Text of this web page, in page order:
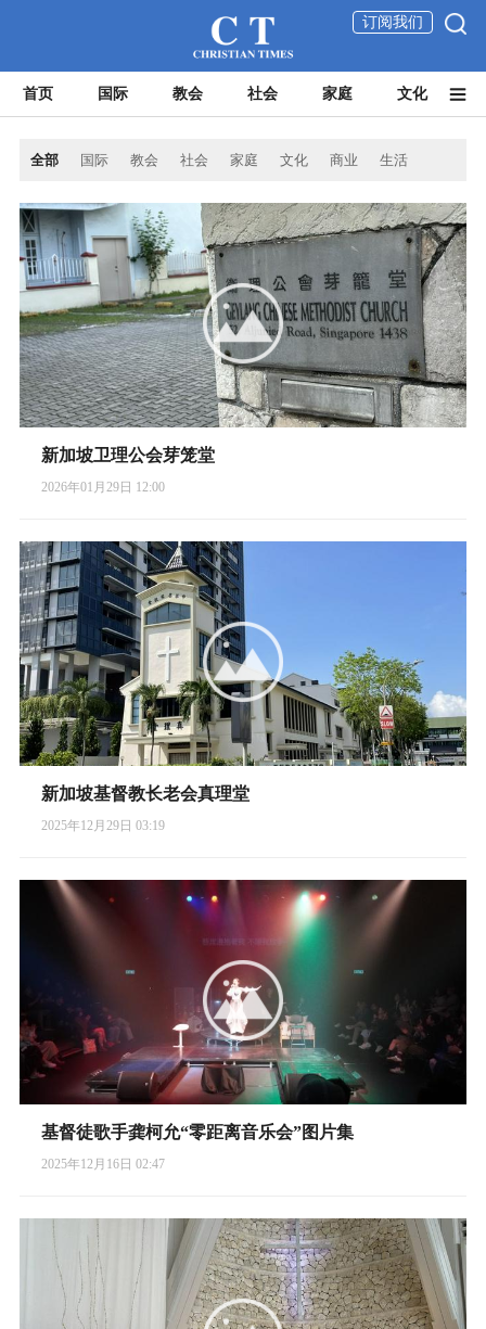
订阅我们
首页 国际 教会 社会 家庭 文化
全部 国际 教会 社会 家庭 文化 商业 生活
新加坡卫理公会芽笼堂
2026年01月29日 12:00
新加坡基督教长老会真理堂
2025年12月29日 03:19
基督徒歌手龚柯允“零距离音乐会”图片集
2025年12月16日 02:47